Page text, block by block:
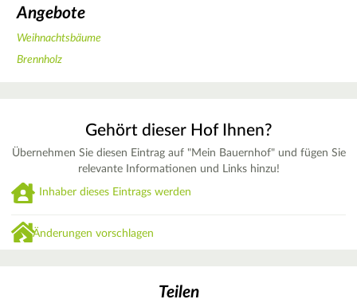
Angebote
Weihnachtsbäume
Brennholz
Gehört dieser Hof Ihnen?
Übernehmen Sie diesen Eintrag auf "Mein Bauernhof" und fügen Sie
relevante Informationen und Links hinzu!
Inhaber dieses Eintrags werden
Änderungen vorschlagen
Teilen